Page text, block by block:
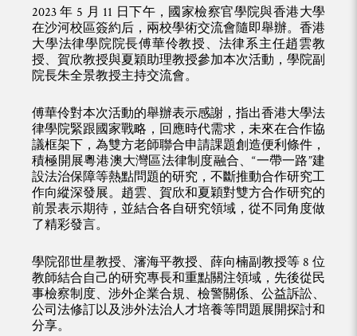
2023 年 5 月 11 日下午，國家檢察官學院與香港大學
在沙河校區簽約后，兩校學術交流會隨即舉辦。香港
大學法律學院院長傅華伶教授、法律系主任趙雲教
授、賀欣教授與夏穎助理教授參加本次活動，學院副
院長朱全景教授主持交流會。
傅華伶對本次活動的舉辦表示感謝，指出香港大學法
律學院緊跟國家戰略，回應時代需求，未來在合作協
議框架下，為雙方老師聯合申請課題創造便利條件，
積極開展粵港澳大灣區法律制度融合、“一帶一路”建
設法治保障等熱點問題的研究，不斷推動合作研究工
作向縱深發展。趙雲、賀欣和夏穎對雙方合作研究的
前景表示期待，並結合各自研究領域，從不同角度做
了精彩發言。
學院邵世星教授、瀋海平教授、薛向楠副教授等 8 位
教師結合自己的研究專長和重點關注領域，先後從民
事檢察制度、涉外企業合規、檢警關係、公益訴訟、
公司法修訂以及涉外法治人才培養等問題展開探討和
分享。